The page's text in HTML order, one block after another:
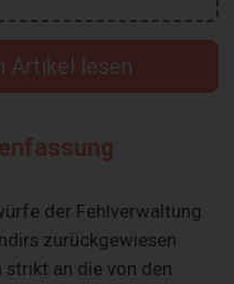
Artikel lesen
der Fehlverwaltung
zurückgewiesen
an die von den